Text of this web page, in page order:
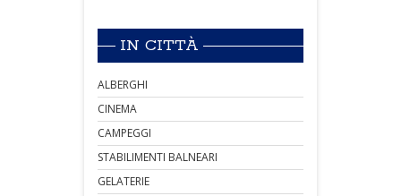
IN CITTÀ
ALBERGHI
CINEMA
CAMPEGGI
STABILIMENTI BALNEARI
GELATERIE